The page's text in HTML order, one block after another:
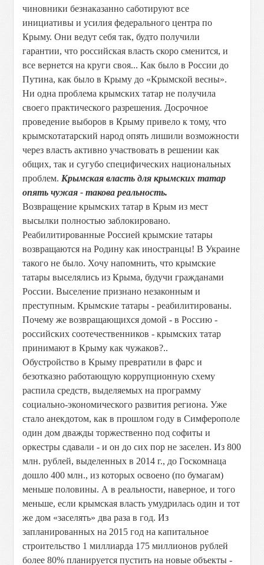
чиновники безнаказанно саботируют все
инициативы и усилия федерального центра по
Крыму. Они ведут себя так, будто получили
гарантии, что российская власть скоро сменится, и
все вернется на круги своя... Как было в России до
Путина, как было в Крыму до «Крымской весны».
Ни одна проблема крымских татар не получила
своего практического разрешения. Досрочное
проведение выборов в Крыму привело к тому, что
крымскотатарский народ опять лишили возможности
через власть активно участвовать в решении как
общих, так и сугубо специфических национальных
проблем. Крымская власть для крымских татар
опять чужая - такова реальность.
Возвращение крымских татар в Крым из мест
высылки полностью заблокировано.
Реабилитированные Россией крымские татары
возвращаются на Родину как иностранцы! В Украине
такого не было. Хочу напомнить, что крымские
татары выселялись из Крыма, будучи гражданами
России. Выселение признано незаконным и
преступным. Крымские татары - реабилитированы.
Почему же возвращающихся домой - в Россию -
российских соотечественников - крымских татар
принимают в Крыму как чужаков?..
Обустройство в Крыму превратили в фарс и
безотказно работающую коррупционную схему
распила средств, выделяемых на программу
социально-экономического развития региона. Уже
стало анекдотом, как в прошлом году в Симферополе
один дом дважды торжественно под софиты и
оркестры сдавали - и он до сих пор не заселен. Из 800
млн. рублей, выделенных в 2014 г., до Госкомнаца
дошло 400 млн., из которых освоено (по бумагам)
меньше половины. А в реальности, наверное, и того
меньше, если крымская власть умудрилась один и тот
же дом «заселять» два раза в год. Из
запланированных на 2015 год на капитальное
строительство 1 миллиарда 175 миллионов рублей
более 80% планируется пустить на новые объекты -